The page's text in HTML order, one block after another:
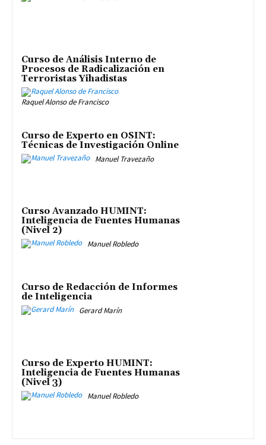
Curso de Análisis Interno de
Procesos de Radicalización en
Terroristas Yihadistas
Raquel Alonso de Francisco
Curso de Experto en OSINT:
Técnicas de Investigación Online
Manuel Travezaño
Curso Avanzado HUMINT:
Inteligencia de Fuentes Humanas
(Nivel 2)
Manuel Robledo
Curso de Redacción de Informes
de Inteligencia
Gerard Marín
Curso de Experto HUMINT:
Inteligencia de Fuentes Humanas
(Nivel 3)
Manuel Robledo